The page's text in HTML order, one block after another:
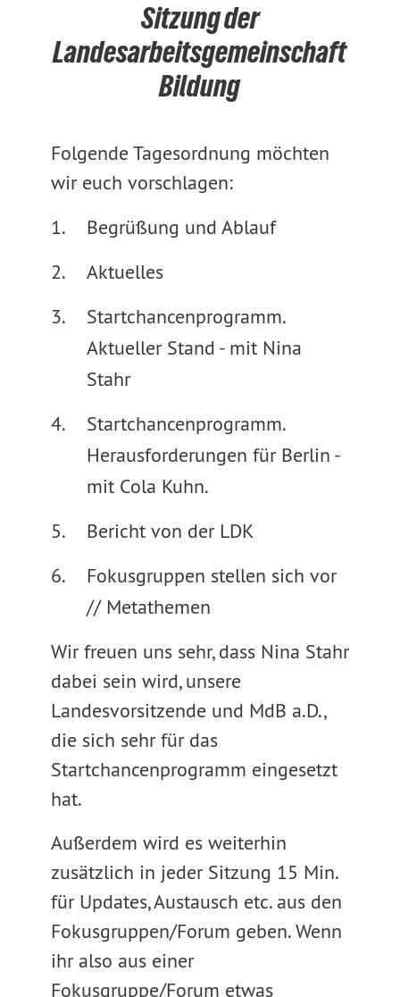
Sitzung der
Landesarbeitsgemeinschaft
Bildung
Folgende Tagesordnung möchten
wir euch vorschlagen:
Begrüßung und Ablauf
Aktuelles
Startchancenprogramm.
Aktueller Stand - mit Nina
Stahr
Startchancenprogramm.
Herausforderungen für Berlin -
mit Cola Kuhn.
Bericht von der LDK
Fokusgruppen stellen sich vor
// Metathemen
Wir freuen uns sehr, dass Nina Stahr
dabei sein wird, unsere
Landesvorsitzende und MdB a.D.,
die sich sehr für das
Startchancenprogramm eingesetzt
hat.
Außerdem wird es weiterhin
zusätzlich in jeder Sitzung 15 Min.
für Updates, Austausch etc. aus den
Fokusgruppen/Forum geben. Wenn
ihr also aus einer
Fokusgruppe/Forum etwas